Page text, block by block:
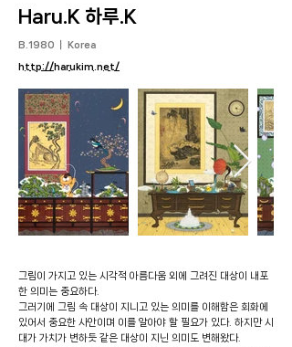
Haru.K 하루.K
B.1980 ｜ Korea
http://harukim.net/
그림이 가지고 있는 시각적 아름다움 외에 그려진 대상이 내포
한 의미는 중요하다.
그러기에 그림 속 대상이 지니고 있는 의미를 이해함은 회화에
있어서 중요한 사안이며 이를 알아야 할 필요가 있다. 하지만 시
대가 가치가 변하듯 같은 대상이 지닌 의미도 변해왔다.